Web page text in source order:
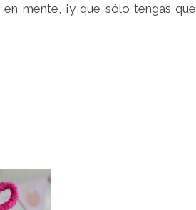
mente, ¡y que sólo tengas que